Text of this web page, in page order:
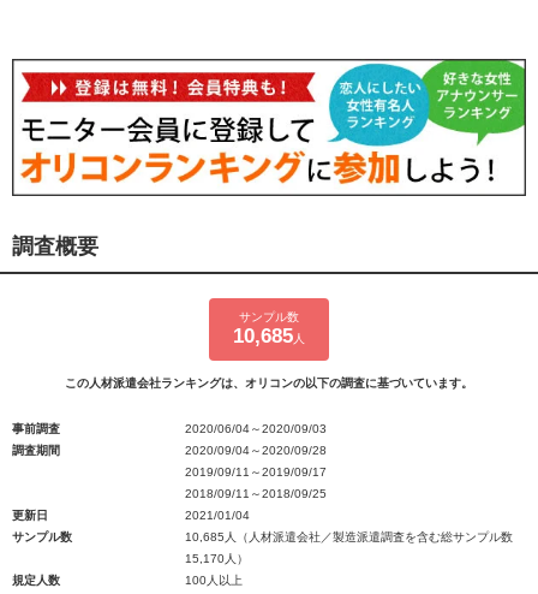
調査概要
サンプル数
10,685 人
この人材派遣会社ランキングは、オリコンの以下の調査に基づいています。
事前調査
2020/06/04～2020/09/03
調査期間
2020/09/04～2020/09/28
2019/09/11～2019/09/17
2018/09/11～2018/09/25
更新日
2021/01/04
サンプル数
10,685人（人材派遣会社／製造派遣調査を含む総サンプル数
15,170人）
規定人数
100人以上